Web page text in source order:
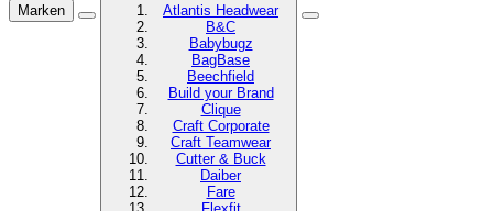
Marken
Atlantis Headwear
B&C
Babybugz
BagBase
Beechfield
Build your Brand
Clique
Craft Corporate
Craft Teamwear
Cutter & Buck
Daiber
Fare